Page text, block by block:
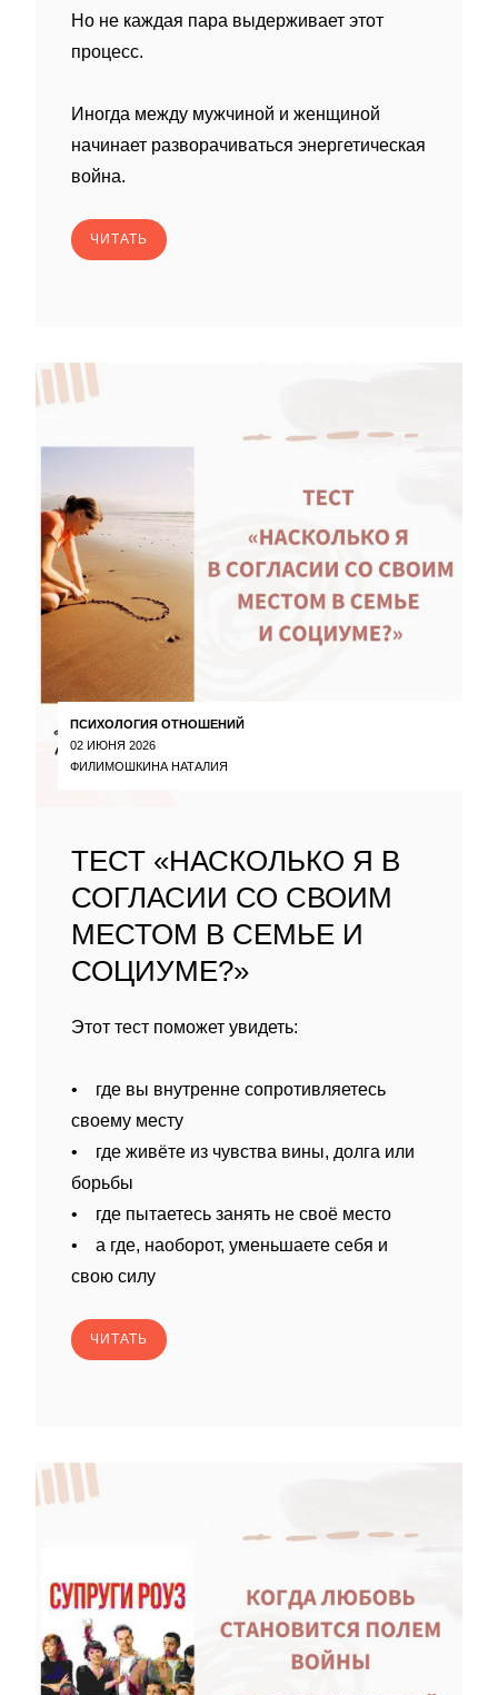
Но не каждая пара выдерживает этот
процесс.
Иногда между мужчиной и женщиной
начинает разворачиваться энергетическая
война.
ЧИТАТЬ
ПСИХОЛОГИЯ ОТНОШЕНИЙ
02 ИЮНЯ 2026
ФИЛИМОШКИНА НАТАЛИЯ
ТЕСТ «НАСКОЛЬКО Я В
СОГЛАСИИ СО СВОИМ
МЕСТОМ В СЕМЬЕ И
СОЦИУМЕ?»
Этот тест поможет увидеть:
• где вы внутренне сопротивляетесь
своему месту
• где живёте из чувства вины, долга или
борьбы
• где пытаетесь занять не своё место
• а где, наоборот, уменьшаете себя и
свою силу
ЧИТАТЬ